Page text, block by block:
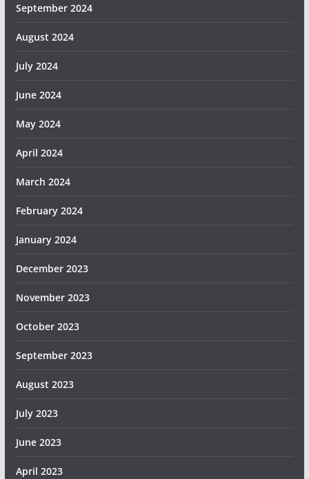
September 2024
August 2024
July 2024
June 2024
May 2024
April 2024
March 2024
February 2024
January 2024
December 2023
November 2023
October 2023
September 2023
August 2023
July 2023
June 2023
April 2023